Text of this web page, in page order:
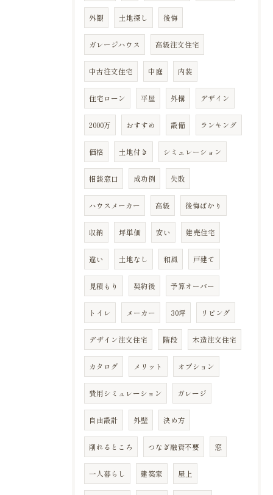
外観 土地探し 後悔
ガレージハウス 高級注文住宅
中古注文住宅 中庭 内装
住宅ローン 平屋 外構 デザイン
2000万 おすすめ 設備 ランキング
価格 土地付き シミュレーション
相談窓口 成功例 失敗
ハウスメーカー 高級 後悔ばかり
収納 坪単価 安い 建売住宅
違い 土地なし 和風 戸建て
見積もり 契約後 予算オーバー
トイレ メーカー 30坪 リビング
デザイン注文住宅 階段 木造注文住宅
カタログ メリット オプション
費用シミュレーション ガレージ
自由設計 外壁 決め方
削れるところ つなぎ融資不要 窓
一人暮らし 建築家 屋上